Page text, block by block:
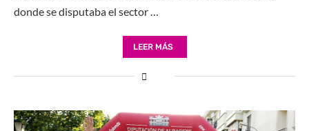
donde se disputaba el sector …
LEER MÁS